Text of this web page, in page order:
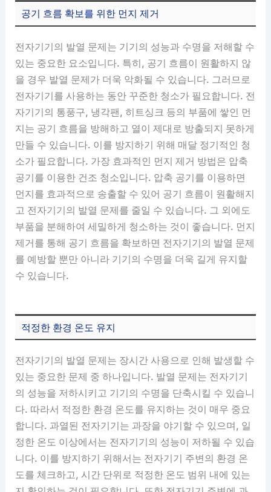
공기 흐름 확보를 위한 먼지 제거
전자기기의 발열 문제는 기기의 성능과 수명을 저해할 수
있는 중요한 요소입니다. 특히, 공기 흐름이 원활하지 않
을 경우 발열 문제가 더욱 악화될 수 있습니다. 그러므로
전자기기를 사용하는 동안 꾸준한 청소가 필요합니다. 전
자기기의 통풍구, 냉각팬, 히트싱크 등의 부품에 쌓인 먼
지는 공기 흐름을 방해하고 열이 제대로 방출되지 못하게
만들 수 있습니다. 이를 방지하기 위해 매달 정기적인 청
소가 필요합니다. 가장 효과적인 먼지 제거 방법은 압축
공기를 이용한 건조 청소입니다. 압축 공기를 이용하면
먼지를 효과적으로 송출할 수 있어 공기 흐름이 원활해지
고 전자기기의 발열 문제를 줄일 수 있습니다. 그 외에도
부품을 분해하여 세밀하게 청소하는 것이 좋습니다. 먼지
제거를 통해 공기 흐름을 확보하면 전자기기의 발열 문제
를 예방할 뿐만 아니라 기기의 수명을 더욱 길게 유지할
수 있습니다.
적정한 환경 온도 유지
전자기기의 발열 문제는 장시간 사용으로 인해 발생할 수
있는 중요한 문제 중 하나입니다. 발열 문제는 전자기기
의 성능을 저하시키고 기기의 수명을 단축시킬 수 있습니
다. 따라서 적정한 환경 온도를 유지하는 것이 매우 중요
합니다. 과열된 전자기기는 과장을 야기할 수 있으며, 일
정한 온도 이상에서는 전자기기의 성능이 저하될 수 있습
니다. 이를 방지하기 위해서는 전자기기 주변의 환경 온
도를 체크하고, 시간 단위로 적정한 온도 범위 내에 있는